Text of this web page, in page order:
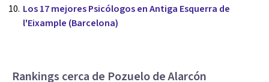
Los 17 mejores Psicólogos en Antiga Esquerra de
l'Eixample (Barcelona)
Rankings cerca de Pozuelo de Alarcón